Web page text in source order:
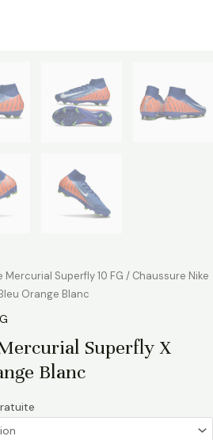
Mercurial Superfly 10 FG / Chaussure Nike
Orange Blanc
Superfly X
Blanc